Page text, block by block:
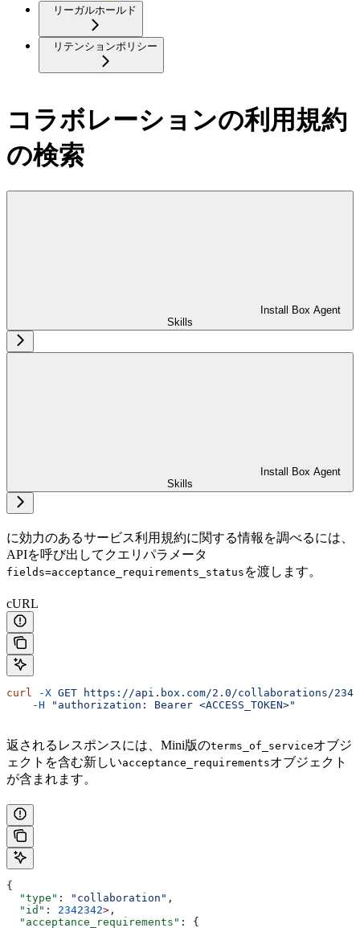
リーガルホールド
リテンションポリシー
コラボレーションの利用規約
の検索
Install Box Agent
Skills
Install Box Agent
Skills
に効力のあるサービス利用規約に関する情報を調べるには、
APIを呼び出してクエリパラメータ
fields=acceptance_requirements_status を渡します。
cURL
curl -X GET https://api.box.com/2.0/collaborations/
    -H
"authorization: Bearer <ACCESS_TOKEN>"
返されるレスポンスには、Mini版のterms_of_serviceオブジ
ェクトを含む新しいacceptance_requirementsオブジェクト
が含まれます。
{
  "type"
: "collaboration" ,
  "id"
: 2342342> ,
  "acceptance_requirements"
: {